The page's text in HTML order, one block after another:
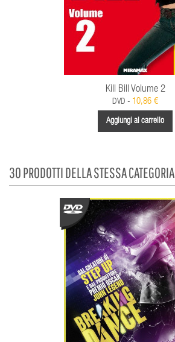
Kill Bill Volume 2
DVD - 10,86 €
Aggiungi al carrello
30 PRODOTTI DELLA STESSA CATEGORIA